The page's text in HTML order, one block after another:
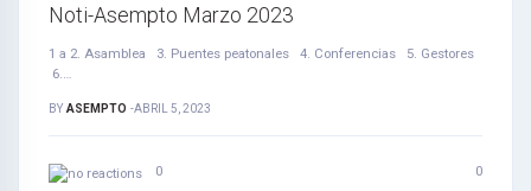
Noti-Asempto Marzo 2023
1 a 2. Asamblea 3. Puentes peatonales 4. Conferencias 5. Gestores
6.…
BY ASEMPTO -ABRIL 5, 2023
0 0